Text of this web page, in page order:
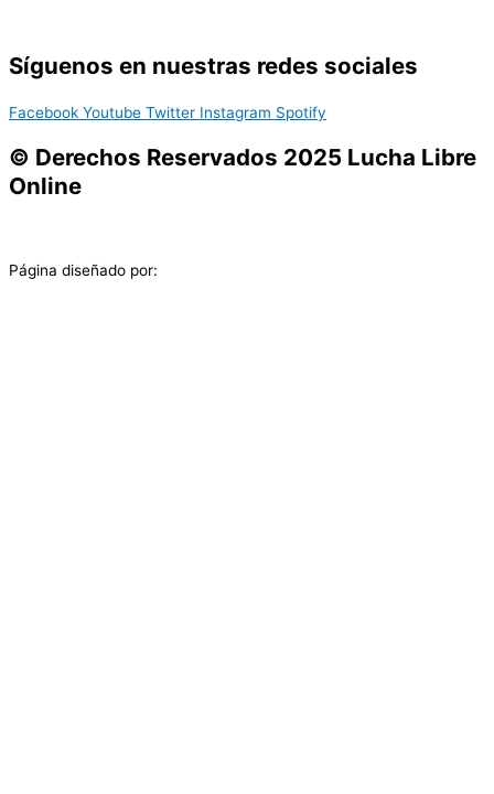
Síguenos en nuestras redes sociales
Facebook Youtube Twitter Instagram Spotify
© Derechos Reservados 2025 Lucha Libre
Online
Página diseñado por: